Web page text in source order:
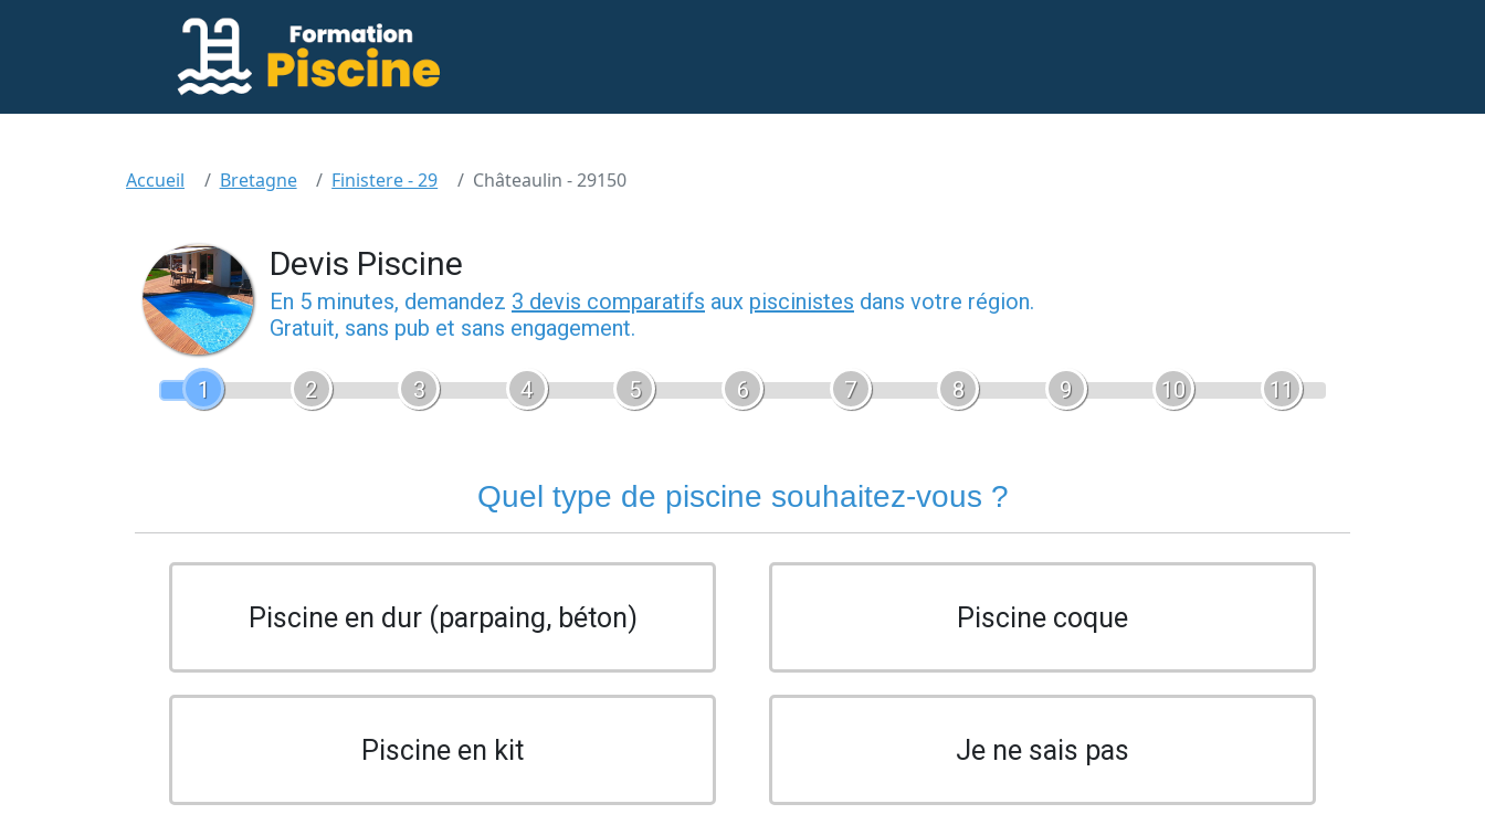
Accueil Bretagne Finistere - 29 Châteaulin - 29150
Devis Piscine
En 5 minutes, demandez 3 devis comparatifs aux piscinistes dans votre région.
Gratuit, sans pub et sans engagement.
1 2 3 4 5 6 7 8 9 10 11
Quel type de piscine souhaitez-vous ?
Piscine en dur (parpaing, béton) Piscine coque
Piscine en kit Je ne sais pas